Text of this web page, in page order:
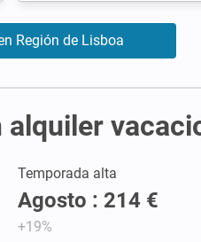
Región de Lisboa
Temporada alta
Agosto : 214 €
+19%